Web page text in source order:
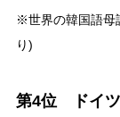
※世界の韓国語母
り)
第4位 ドイ